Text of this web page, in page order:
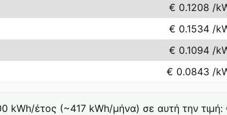
€ 0.1208 /
€ 0.1534 /
€ 0.1094 /
€ 0.0843 /
kWh/έτος (~417 kWh/μήνα) σε αυτή την